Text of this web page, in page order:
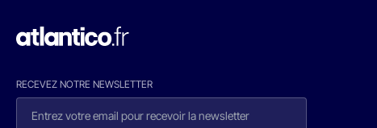
RECEVEZ NOTRE NEWSLETTER